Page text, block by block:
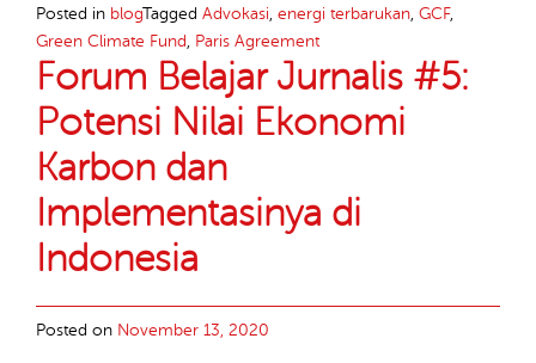
Posted in blogTagged Advokasi energi terbarukan GCF,
Green Climate Fund Paris Agreement
Forum Belajar Jurnalis #5:
Potensi Nilai Ekonomi
Karbon dan
Implementasinya di
Indonesia
Posted on November 13, 2020